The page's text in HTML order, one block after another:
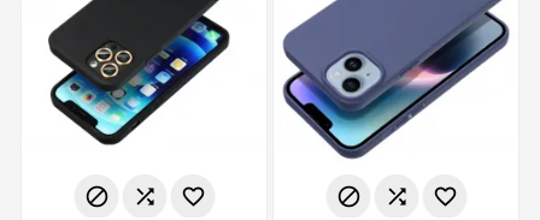
     